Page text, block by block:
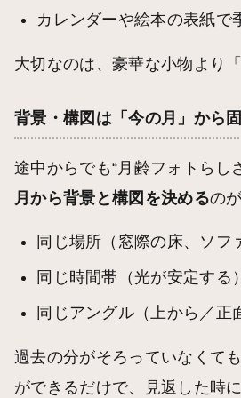
カレンダーや絵本の表紙で
大切なのは、豪華な小物より
背景・構図は「今の月」から
途中からでも“月齢フォトらし
月から背景と構図を決めるの
同じ場所（窓際の床、ソフ
同じ時間帯（光が安定する）
同じアングル（上から／正
過去の分がそろっていなくて
ができるだけで、見返した時